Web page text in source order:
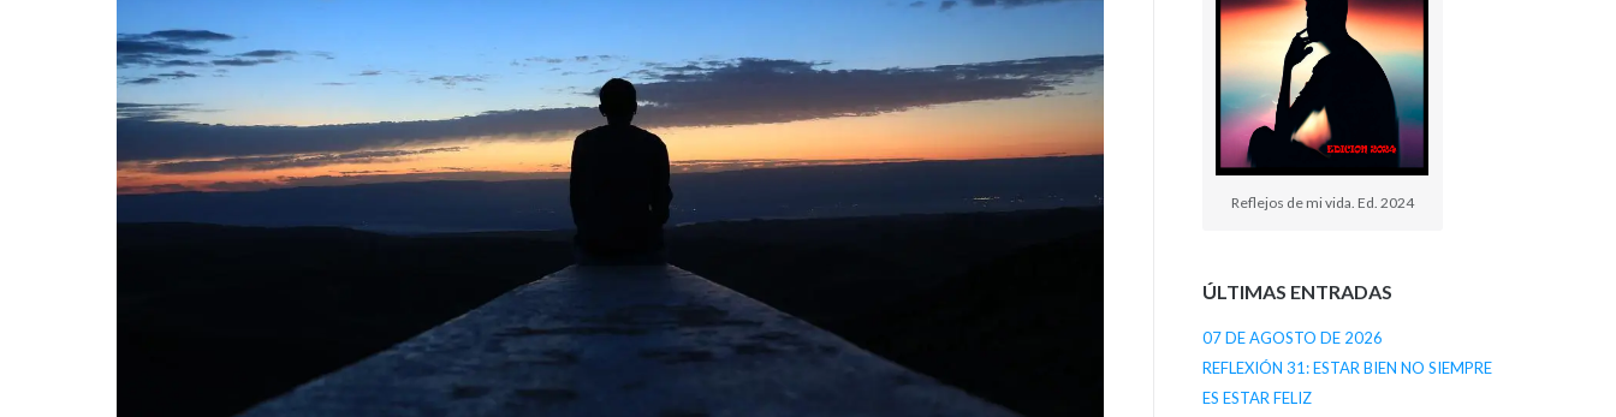
Reflejos de mi vida. Ed. 2024
ÚLTIMAS ENTRADAS
07 DE AGOSTO DE 2026
REFLEXIÓN 31: ESTAR BIEN NO SIEMPRE
ES ESTAR FELIZ